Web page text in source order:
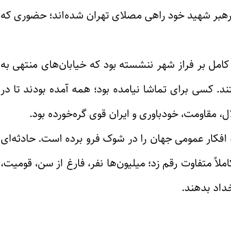
رهبر شهید خود راهی مصلای تهران شده‌اند؛ حضوری که
بر فراز شهر ننشسته بود که خیابان‌های منتهی به
کسی برای تماشا نیامده بود؛ همه آمده بودند تا در
مقاومت، خودباوری و ایران قوی گره‌خورده بود.
عمومی جهان را در شوک فرو برده است. حادثه‌ای
متفاوت رقم زد؛ میلیون‌ها نفر، فارغ از سن، قومیت،
بدهند.